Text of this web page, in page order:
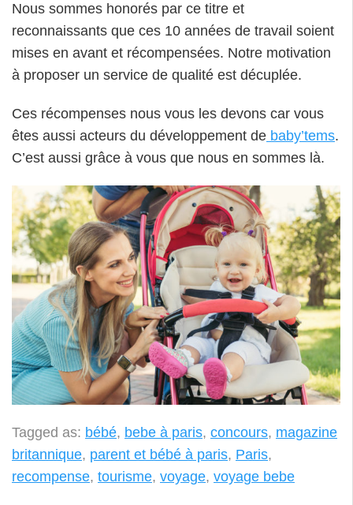
Nous sommes honorés par ce titre et
reconnaissants que ces 10 années de travail soient
mises en avant et récompensées. Notre motivation
à proposer un service de qualité est décuplée.
Ces récompenses nous vous les devons car vous
êtes aussi acteurs du développement de baby’tems.
C’est aussi grâce à vous que nous en sommes là.
Tagged as: bébé, bebe à paris, concours, magazine
britannique, parent et bébé à paris, Paris,
recompense, tourisme, voyage, voyage bebe